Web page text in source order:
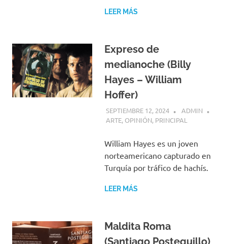
LEER MÁS
Expreso de
medianoche (Billy
Hayes – William
Hoffer)
SEPTIEMBRE 12, 2024
ADMIN
ARTE, OPINIÓN, PRINCIPAL
William Hayes es un joven
norteamericano capturado en
Turquía por tráfico de hachís.
LEER MÁS
Maldita Roma
(Santiago Posteguillo)